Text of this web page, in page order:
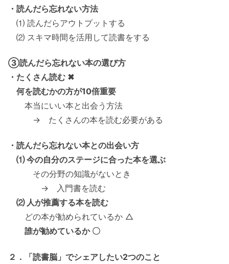
・読んだら忘れない方法
⑴ 読んだらアウトプットする
⑵ スキマ時間を活用して読書をする
③読んだら忘れない本の選び方
・たくさん読む ✖
何を読むかの方が10倍重要
本当にいい本と出会う方法
→ たくさんの本を読む必要がある
・読んだら忘れない本との出会い方
⑴ 今の自分のステージに合った本を選ぶ
その分野の知識がないとき
→ 入門書を読む
⑵ 人が推薦する本を読む
どの本が勧められているか △
誰が勧めているか 〇
２．「読書脳」でシェアしたい2つのこと